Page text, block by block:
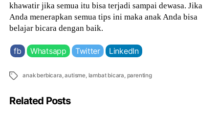
khawatir jika semua itu bisa terjadi sampai dewasa. Jika
Anda menerapkan semua tips ini maka anak Anda bisa
belajar bicara dengan baik.
fb Whatsapp Twitter LinkedIn
Tags anak berbicara,autisme, lambat bicara, parenting
Related Posts